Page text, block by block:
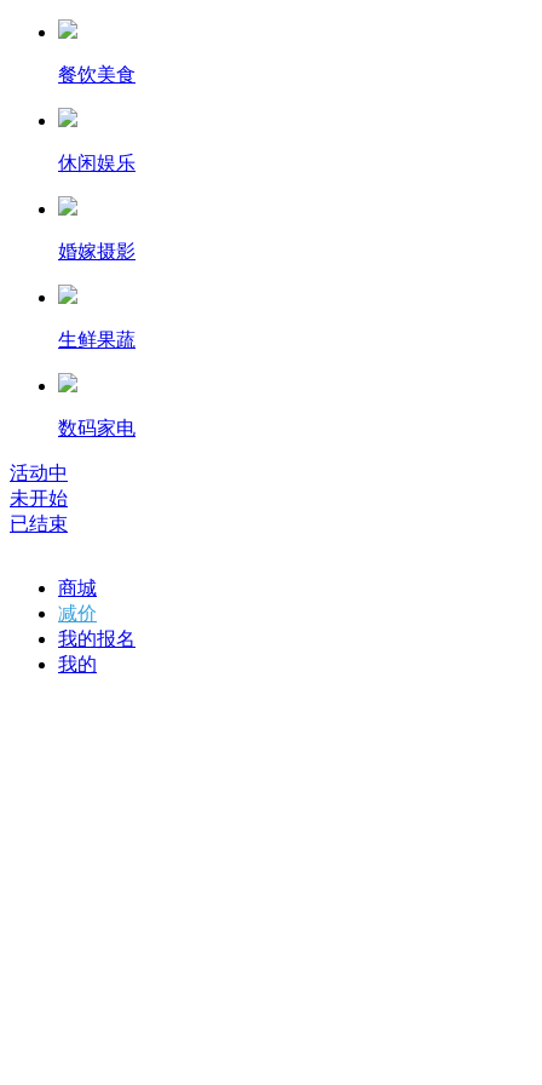
餐饮美食
休闲娱乐
婚嫁摄影
生鲜果蔬
数码家电
活动中
未开始
已结束
商城
减价
我的报名
我的